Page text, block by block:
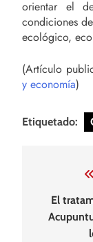
orientar el
condiciones
ecológico,
(Artículo
y economía)
Etiquetado:
deEl